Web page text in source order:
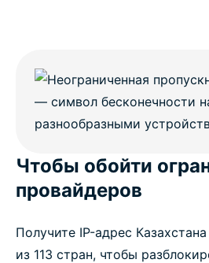
Чтобы обойти
провайдеров
Получите IP-адрес
из 113 стран, чтобы